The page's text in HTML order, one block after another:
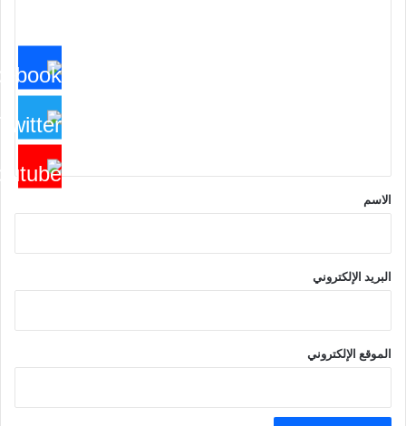
*
الاسم
البريد الإلكتروني
الموقع الإلكتروني